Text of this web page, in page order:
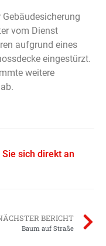
vom Dienst
aufgrund eines
eingestürzt.
weitere
sich direkt an
BERICHT
Baum auf Straße